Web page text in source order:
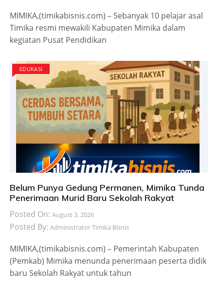
MIMIKA,(timikabisnis.com) – Sebanyak 10 pelajar asal
Timika resmi mewakili Kabupaten Mimika dalam
kegiatan Pusat Pendidikan
EDUKASI
Belum Punya Gedung Permanen, Mimika Tunda
Penerimaan Murid Baru Sekolah Rakyat
Posted On: August 3, 2026
Posted By: Administrator Timika Bisnis
MIMIKA,(timikabisnis.com) – Pemerintah Kabupaten
(Pemkab) Mimika menunda penerimaan peserta didik
baru Sekolah Rakyat untuk tahun